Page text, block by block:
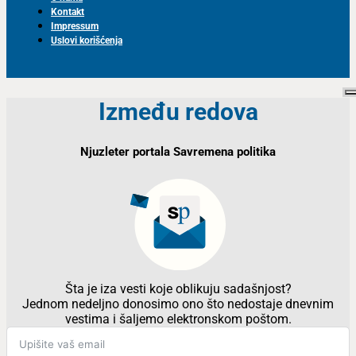
Kontakt
Impressum
Uslovi korišćenja
Između redova
Njuzleter portala Savremena politika
Šta je iza vesti koje oblikuju sadašnjost?
Jednom nedeljno donosimo ono što nedostaje dnevnim
vestima i šaljemo elektronskom poštom.